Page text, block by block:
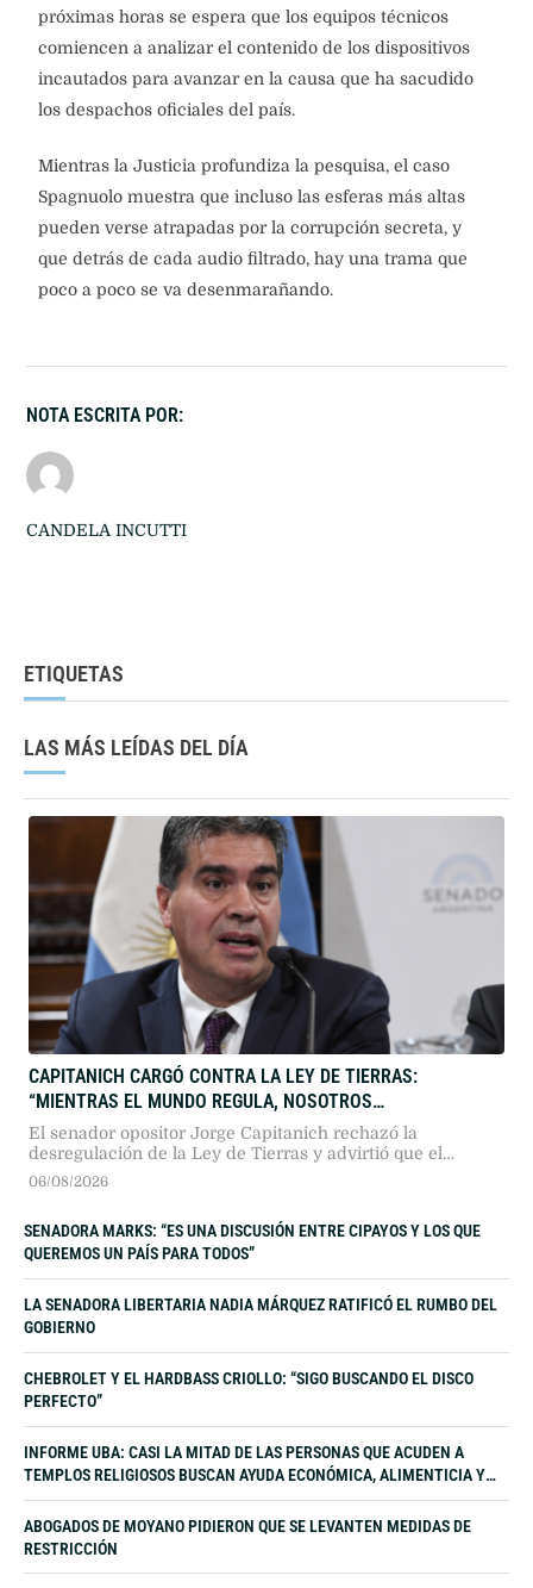
próximas horas se espera que los equipos técnicos
comiencen a analizar el contenido de los dispositivos
incautados para avanzar en la causa que ha sacudido
los despachos oficiales del país.
Mientras la Justicia profundiza la pesquisa, el caso
Spagnuolo muestra que incluso las esferas más altas
pueden verse atrapadas por la corrupción secreta, y
que detrás de cada audio filtrado, hay una trama que
poco a poco se va desenmarañando.
NOTA ESCRITA POR:
CANDELA INCUTTI
ETIQUETAS
LAS MÁS LEÍDAS DEL DÍA
CAPITANICH CARGÓ CONTRA LA LEY DE TIERRAS:
“MIENTRAS EL MUNDO REGULA, NOSOTROS
DESREGULAMOS”
El senador opositor Jorge Capitanich rechazó la
desregulación de la Ley de Tierras y advirtió que el
paquete oficialista atenta contra la soberanía nacional,
06/08/2026
SENADORA MARKS: “ES UNA DISCUSIÓN ENTRE CIPAYOS Y LOS QUE
QUEREMOS UN PAÍS PARA TODOS”
LA SENADORA LIBERTARIA NADIA MÁRQUEZ RATIFICÓ EL RUMBO DEL
GOBIERNO
CHEBROLET Y EL HARDBASS CRIOLLO: “SIGO BUSCANDO EL DISCO
PERFECTO”
INFORME UBA: CASI LA MITAD DE LAS PERSONAS QUE ACUDEN A
TEMPLOS RELIGIOSOS BUSCAN AYUDA ECONÓMICA, ALIMENTICIA Y
LABORAL
ABOGADOS DE MOYANO PIDIERON QUE SE LEVANTEN MEDIDAS DE
RESTRICCIÓN